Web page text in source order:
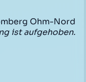
Ohm-Nord
ist aufgehoben.